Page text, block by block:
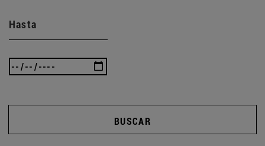
Hasta
BUSCAR